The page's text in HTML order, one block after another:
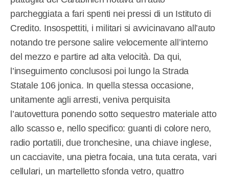
parcheggiata a fari spenti nei pressi di un Istituto di
Credito. Insospettiti, i militari si avvicinavano all’auto
notando tre persone salire velocemente all’interno
del mezzo e partire ad alta velocità. Da qui,
l’inseguimento conclusosi poi lungo la Strada
Statale 106 jonica. In quella stessa occasione,
unitamente agli arresti, veniva perquisita
l’autovettura ponendo sotto sequestro materiale atto
allo scasso e, nello specifico: guanti di colore nero,
radio portatili, due tronchesine, una chiave inglese,
un cacciavite, una pietra focaia, una tuta cerata, vari
cellulari, un martelletto sfonda vetro, quattro